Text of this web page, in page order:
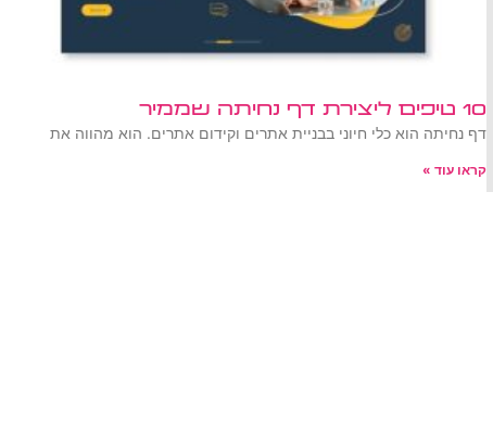
10 טיפים ליצירת דף נחיתה שממיר
דף נחיתה הוא כלי חיוני בבניית אתרים וקידום אתרים. הוא מהווה את
קראו עוד »